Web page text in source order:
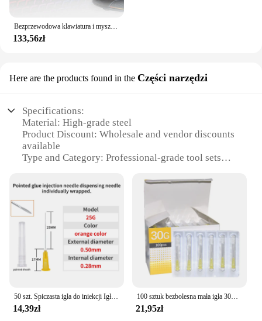
133,56zł
Here are the products found in the Części narzędzi
Specifications:
Material: High-grade steel
Product Discount: Wholesale and vendor discounts
available
Type and Category: Professional-grade tool sets
Usage and Purpose: Ideal for precision
woodworking
Typical Adaptive Scenario: Versatile for various
woodworking tasks
Shape or Size or Weight or Quantity:
Comprehensive sets with multiple tools
Features:
**Unmatched Quality and Durability**
sets are designed to withstand the rigors of
professional woodworking. The robust construction
50 szt. Spiczasta igła do iniekcji Igła dozująca z przezroczystą nasadką, narzędzie do klejenia, akcesoria do strzykawek pakowanych pojedynczo
14,39zł
100 sztuk bezbolesna mała igła 30G 4/13/25mm jednorazowa 30G medyczna mikro-plastikowy wtrysk kosmetyczny sterylna igła narzędzie chirurgiczne
21,95zł